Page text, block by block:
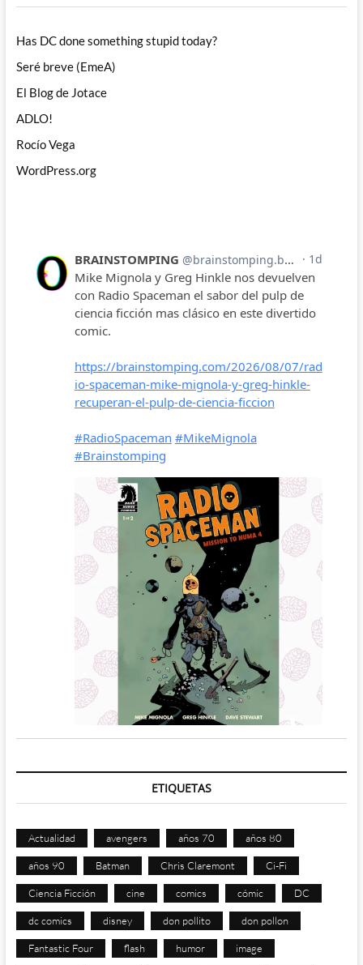
Has DC done something stupid today?
Seré breve (EmeA)
El Blog de Jotace
ADLO!
Rocío Vega
WordPress.org
ETIQUETAS
Actualidad avengers años 70 años 80
años 90 Batman Chris Claremont Ci-Fi
Ciencia Ficción cine comics cómic DC
dc comics disney don pollito don pollon
Fantastic Four flash humor image